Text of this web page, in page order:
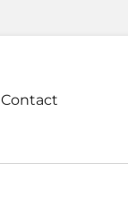
Contact